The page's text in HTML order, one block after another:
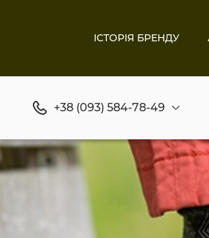
ІСТОРІЯ БРЕНДУ
+38 (093) 584-78-49